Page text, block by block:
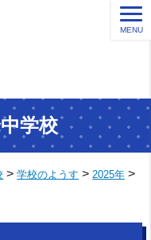
学校
MENU
>学校のようす > 2025年 >